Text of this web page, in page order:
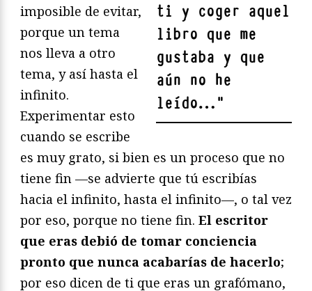
ti y coger aquel
libro que me
gustaba y que
aún no he
leído…"
imposible de evitar,
porque un tema
nos lleva a otro
tema, y así hasta el
infinito.
Experimentar esto
cuando se escribe
es muy grato, si bien es un proceso que no
tiene fin —se advierte que tú escribías
hacia el infinito, hasta el infinito—, o tal vez
por eso, porque no tiene fin. El escritor
que eras debió de tomar conciencia
pronto que nunca acabarías de hacerlo;
por eso dicen de ti que eras un grafómano,